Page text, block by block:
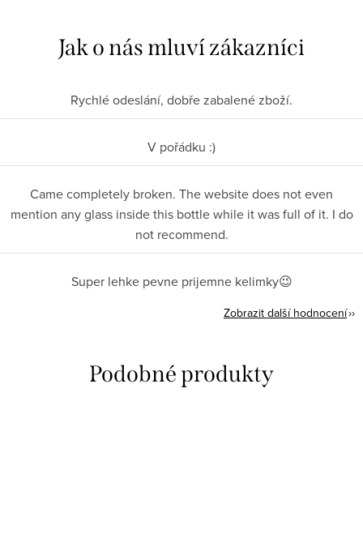
Rychlé odeslání, dobře zabalené zboží.
V pořádku :)
Came completely broken. The website does not even
mention any glass inside this bottle while it was full of it. I do
not recommend.
Super lehke pevne prijemne kelimky😉
Zobrazit další hodnocení